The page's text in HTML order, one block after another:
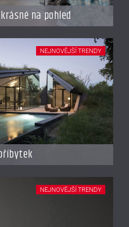
na pohled
NEJNOVĚJŠÍ TRENDY
NEJNOVĚJŠÍ TRENDY